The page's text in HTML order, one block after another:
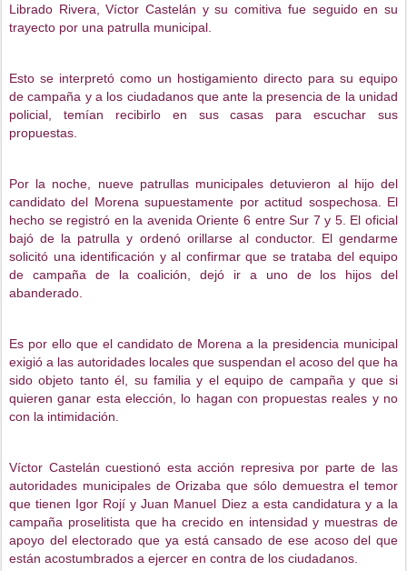
Librado Rivera, Víctor Castelán y su comitiva fue seguido en su
trayecto por una patrulla municipal.
Esto se interpretó como un hostigamiento directo para su equipo
de campaña y a los ciudadanos que ante la presencia de la unidad
policial, temían recibirlo en sus casas para escuchar sus
propuestas.
Por la noche, nueve patrullas municipales detuvieron al hijo del
candidato del Morena supuestamente por actitud sospechosa. El
hecho se registró en la avenida Oriente 6 entre Sur 7 y 5. El oficial
bajó de la patrulla y ordenó orillarse al conductor. El gendarme
solicitó una identificación y al confirmar que se trataba del equipo
de campaña de la coalición, dejó ir a uno de los hijos del
abanderado.
Es por ello que el candidato de Morena a la presidencia municipal
exigió a las autoridades locales que suspendan el acoso del que ha
sido objeto tanto él, su familia y el equipo de campaña y que si
quieren ganar esta elección, lo hagan con propuestas reales y no
con la intimidación.
Víctor Castelán cuestionó esta acción represiva por parte de las
autoridades municipales de Orizaba que sólo demuestra el temor
que tienen Igor Rojí y Juan Manuel Diez a esta candidatura y a la
campaña proselitista que ha crecido en intensidad y muestras de
apoyo del electorado que ya está cansado de ese acoso del que
están acostumbrados a ejercer en contra de los ciudadanos.